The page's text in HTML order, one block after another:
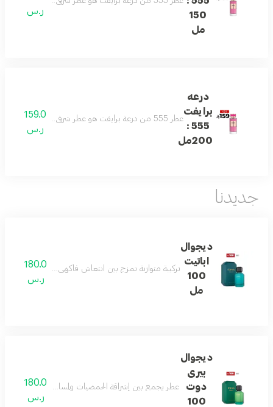
150
مل
ر.س
درعه
برايفت
555 :
200مل
عطر 555 من درعة برايفت هو عطر شرقي جذاب يمزج بين الورد الدمشقي، الكراميل، العنبر، المسك، خشب الصندل والفانيليا. رائحة مغرية مع توازن فريد بين الانتعاش والدفء، مثالي لانطباع لا يُنسى.
159.0
ر.س
جديدنا
ديجوال
اباتيت
100
مل
تركيبة متوازنة تمزج بين انتعاش فاكهي مشرق، قلب
180.0
ر.س
ديجوال
بيرى
دوت
100
عطر يجمع بين إشراقة الحمضيات ولمسات غورماند
180.0
ر.س